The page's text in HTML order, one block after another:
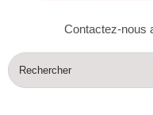
Contactez-nous